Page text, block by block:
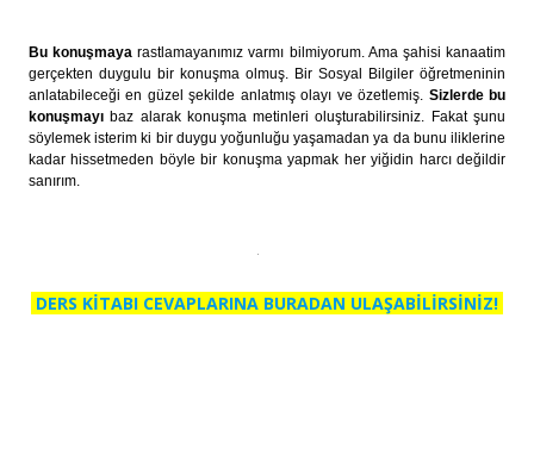
Bu konuşmaya rastlamayanımız varmı bilmiyorum. Ama şahisi kanaatim
gerçekten duygulu bir konuşma olmuş. Bir Sosyal Bilgiler öğretmeninin
anlatabileceği en güzel şekilde anlatmış olayı ve özetlemiş. Sizlerde bu
konuşmayı baz alarak konuşma metinleri oluşturabilirsiniz. Fakat şunu
söylemek isterim ki bir duygu yoğunluğu yaşamadan ya da bunu iliklerine
kadar hissetmeden böyle bir konuşma yapmak her yiğidin harcı değildir
sanırım.
DERS KİTABI CEVAPLARINA BURADAN ULAŞABİLİRSİNİZ!